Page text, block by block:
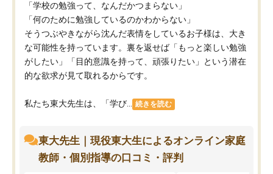
「学校の勉強って、なんだかつまらない」
「何のために勉強しているのかわからない」
そうつぶやきながら沈んだ表情をしているお子様は、大き
な可能性を持っています。裏を返せば「もっと楽しい勉強
がしたい」「目的意識を持って、頑張りたい」という潜在
的な欲求が見て取れるからです。
私たち東大先生は、「学び... 続きを読む
東大先生｜現役東大生によるオンライン家庭
教師・個別指導の口コミ・評判